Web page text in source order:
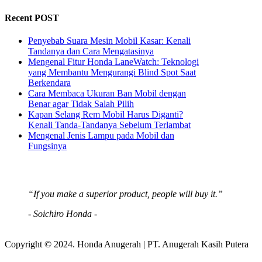
Recent POST
Penyebab Suara Mesin Mobil Kasar: Kenali
Tandanya dan Cara Mengatasinya
Mengenal Fitur Honda LaneWatch: Teknologi
yang Membantu Mengurangi Blind Spot Saat
Berkendara
Cara Membaca Ukuran Ban Mobil dengan
Benar agar Tidak Salah Pilih
Kapan Selang Rem Mobil Harus Diganti?
Kenali Tanda-Tandanya Sebelum Terlambat
Mengenal Jenis Lampu pada Mobil dan
Fungsinya
“If you make a superior product, people will buy it.”
- Soichiro Honda -
Copyright © 2024. Honda Anugerah | PT. Anugerah Kasih Putera